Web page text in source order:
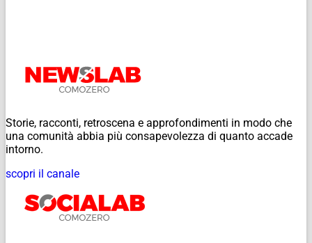
Storie, racconti, retroscena e approfondimenti in modo che
una comunità abbia più consapevolezza di quanto accade
intorno.
scopri il canale